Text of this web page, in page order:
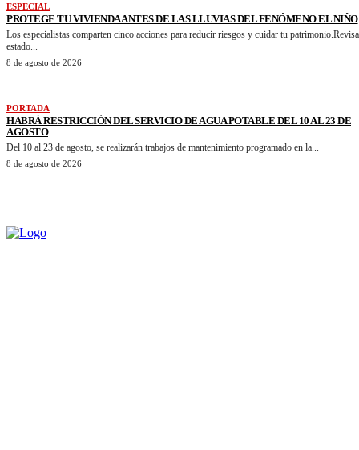
ESPECIAL
PROTEGE TU VIVIENDA ANTES DE LAS LLUVIAS DEL FENÓMENO EL NIÑO
Los especialistas comparten cinco acciones para reducir riesgos y cuidar tu
estado...
8 de agosto de 2026
PORTADA
HABRÁ RESTRICCIÓN DEL SERVICIO DE AGUA POTABLE DEL 10 AL 23 DE
AGOSTO
Del 10 al 23 de agosto, se realizarán trabajos de mantenimiento programado en la...
8 de agosto de 2026